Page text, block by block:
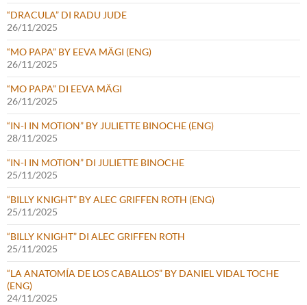
“DRACULA” DI RADU JUDE
26/11/2025
“MO PAPA” BY EEVA MÄGI (ENG)
26/11/2025
“MO PAPA” DI EEVA MÄGI
26/11/2025
“IN-I IN MOTION” BY JULIETTE BINOCHE (ENG)
28/11/2025
“IN-I IN MOTION” DI JULIETTE BINOCHE
25/11/2025
“BILLY KNIGHT” BY ALEC GRIFFEN ROTH (ENG)
25/11/2025
“BILLY KNIGHT” DI ALEC GRIFFEN ROTH
25/11/2025
“LA ANATOMÍA DE LOS CABALLOS” BY DANIEL VIDAL TOCHE
(ENG)
24/11/2025